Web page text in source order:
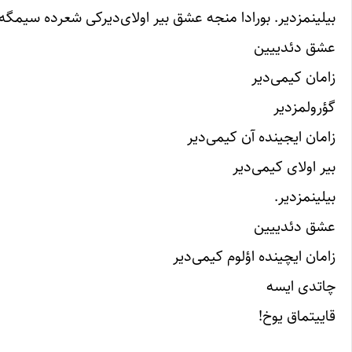
بیلینمزدیر. بورادا منجه عشق بیر اولای‌دیرکی شعرده
عشق دئدییین
زامان کیمی‌دیر
گؤرولمزدیر
زامان ایجینده آن کیمی‌دیر
بیر اولای کیمی‌دیر
بیلینمزدیر.
عشق دئدییین
زامان ایچینده اؤلوم کیمی‌دیر
چاتدی ایسه
قاییتماق یوخ!